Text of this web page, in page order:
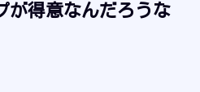
が得意なんだろうな